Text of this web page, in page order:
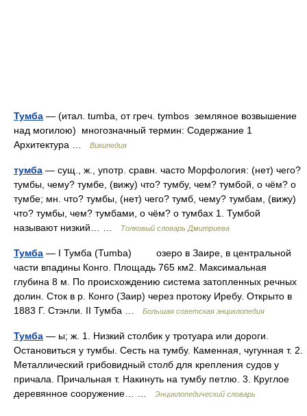
Тумба — (итал. tumba, от греч. tymbos земляное возвышение
над могилою) многозначный термин: Содержание 1
Архитектура …
Википедия
тумба — сущ., ж., употр. сравн. часто Морфология: (нет) чего?
тумбы, чему? тумбе, (вижу) что? тумбу, чем? тумбой, о чём? о
тумбе; мн. что? тумбы, (нет) чего? тумб, чему? тумбам, (вижу)
что? тумбы, чем? тумбами, о чём? о тумбах 1. Тумбой
называют низкий… …
Толковый словарь Дмитриева
Тумба — I Тумба (Tumba) озеро в Заире, в центральной
части впадины Конго. Площадь 765 км2. Максимальная
глубина 8 м. По происхождению система затопленных речных
долин. Сток в р. Конго (Заир) через протоку Иребу. Открыто в
1883 Г. Стэнли. II Тумба …
Большая советская энциклопедия
Тумба — ы; ж. 1. Низкий столбик у тротуара или дороги.
Остановиться у тумбы. Сесть на тумбу. Каменная, чугунная т. 2.
Металлический грибовидный столб для крепления судов у
причала. Причальная т. Накинуть на тумбу петлю. 3. Круглое
деревянное сооружение… …
Энциклопедический словарь